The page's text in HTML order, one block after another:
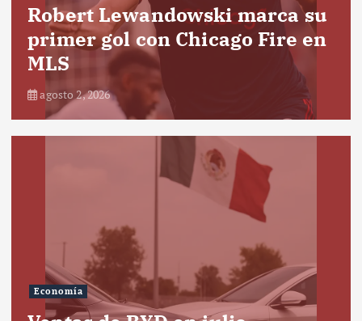
Robert Lewandowski marca su
primer gol con Chicago Fire en
MLS
agosto 2, 2026
Economía